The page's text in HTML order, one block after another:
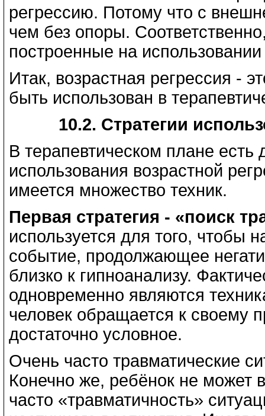
регрессию. Потому что с
чем без опоры.
построенные на
Итак, возрастная регрессия -
быть использован в
10.2. Стратегии
В терапевтическом плане есть
использования возрастной
имеется множество техник.
Первая стратегия - «поиск
используется для того, чтобы
событие, продолжающее
близко к гипноанализу.
одновременно являются
человек обращается к своему
достаточно условное.
Очень часто травматические
Конечно же, ребёнок не может
часто «травматичность»